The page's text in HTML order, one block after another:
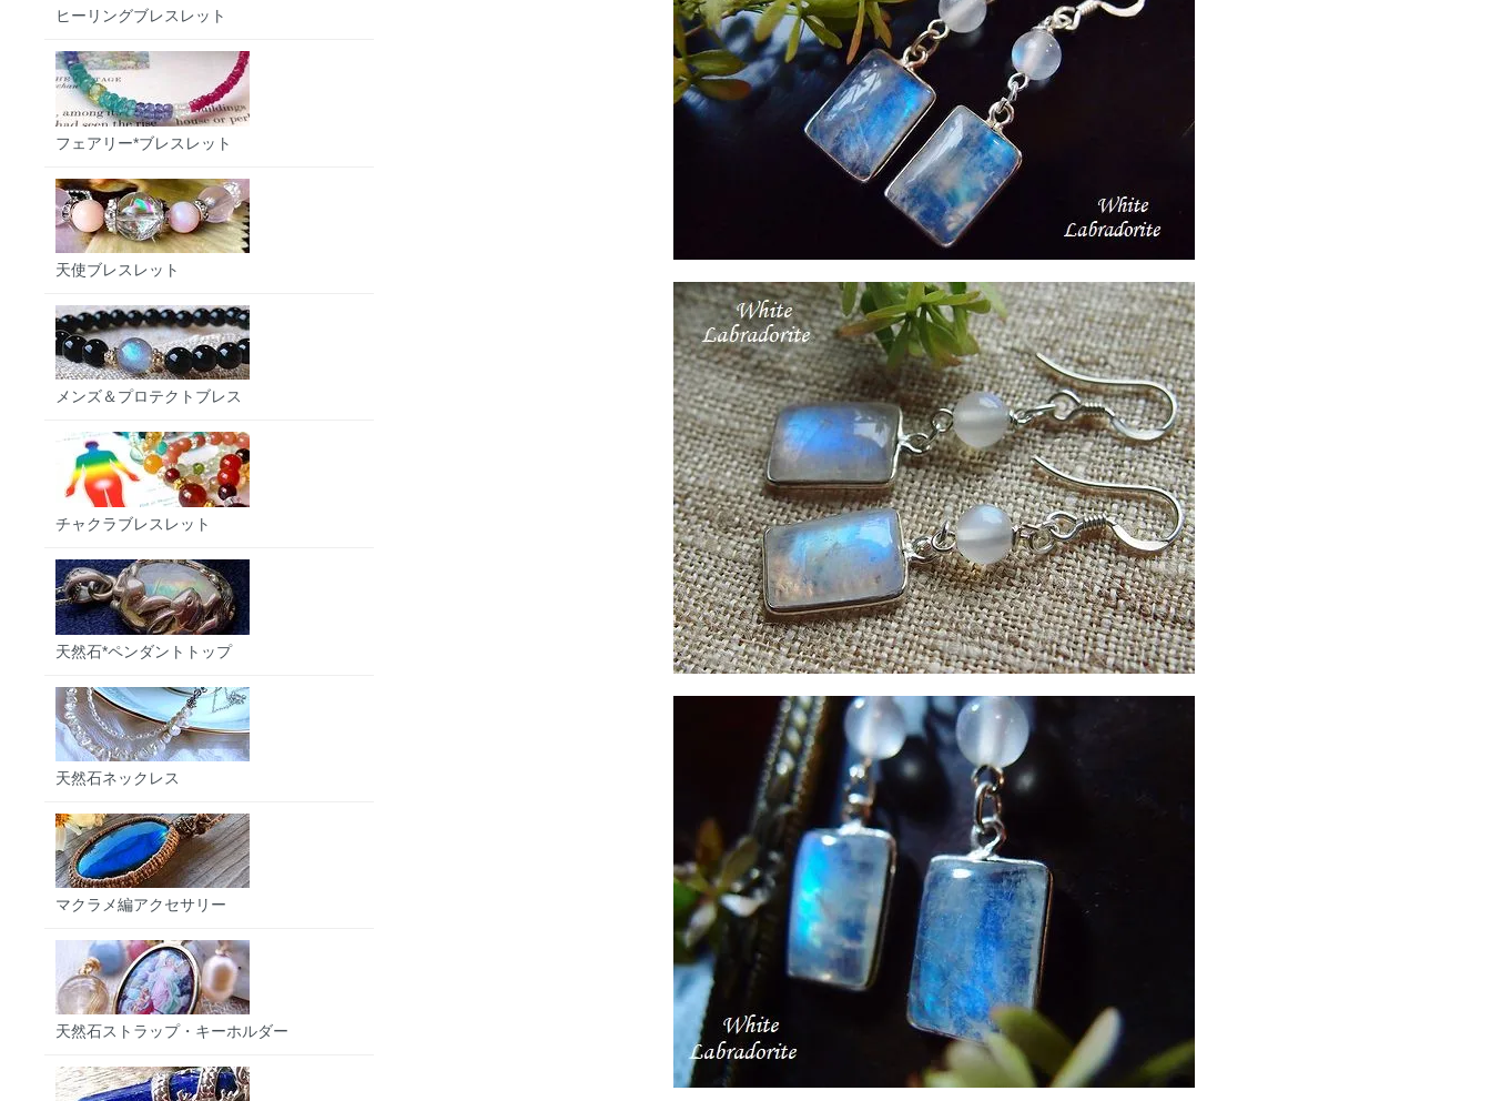
ヒーリングブレスレット
フェアリー*ブレスレット
天使ブレスレット
メンズ＆プロテクトブレス
チャクラブレスレット
天然石*ペンダントトップ
天然石ネックレス
マクラメ編アクセサリー
天然石ストラップ・キーホルダー